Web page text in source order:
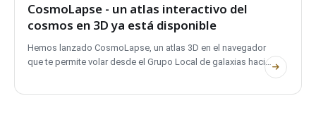
CosmoLapse - un atlas interactivo del
cosmos en 3D ya está disponible
Hemos lanzado CosmoLapse, un atlas 3D en el navegador
que te permite volar desde el Grupo Local de galaxias hacia